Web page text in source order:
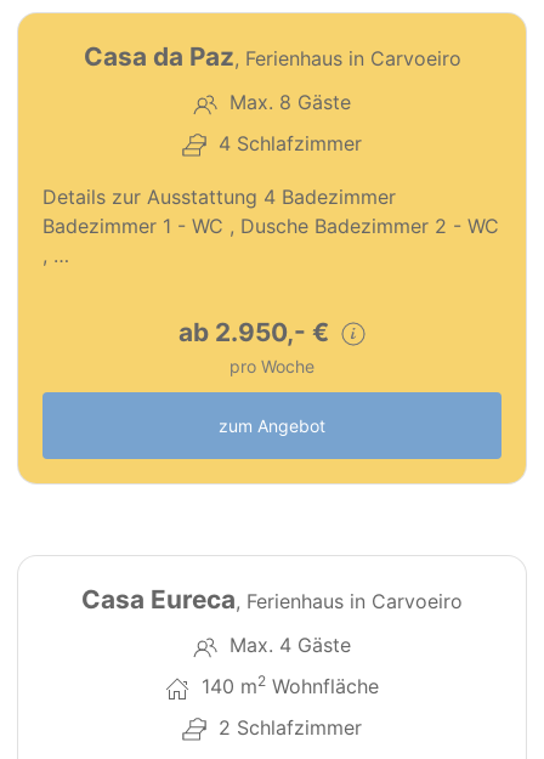
Premium Objekt
Casa da Paz, Ferienhaus in Carvoeiro
Max. 8 Gäste
4 Schlafzimmer
Details zur Ausstattung 4 Badezimmer
Badezimmer 1 - WC , Dusche Badezimmer 2 - WC
, …
ab 2.950,- €
pro Woche
zum Angebot
Casa Eureca, Ferienhaus in Carvoeiro
Max. 4 Gäste
140 m2 Wohnfläche
2 Schlafzimmer